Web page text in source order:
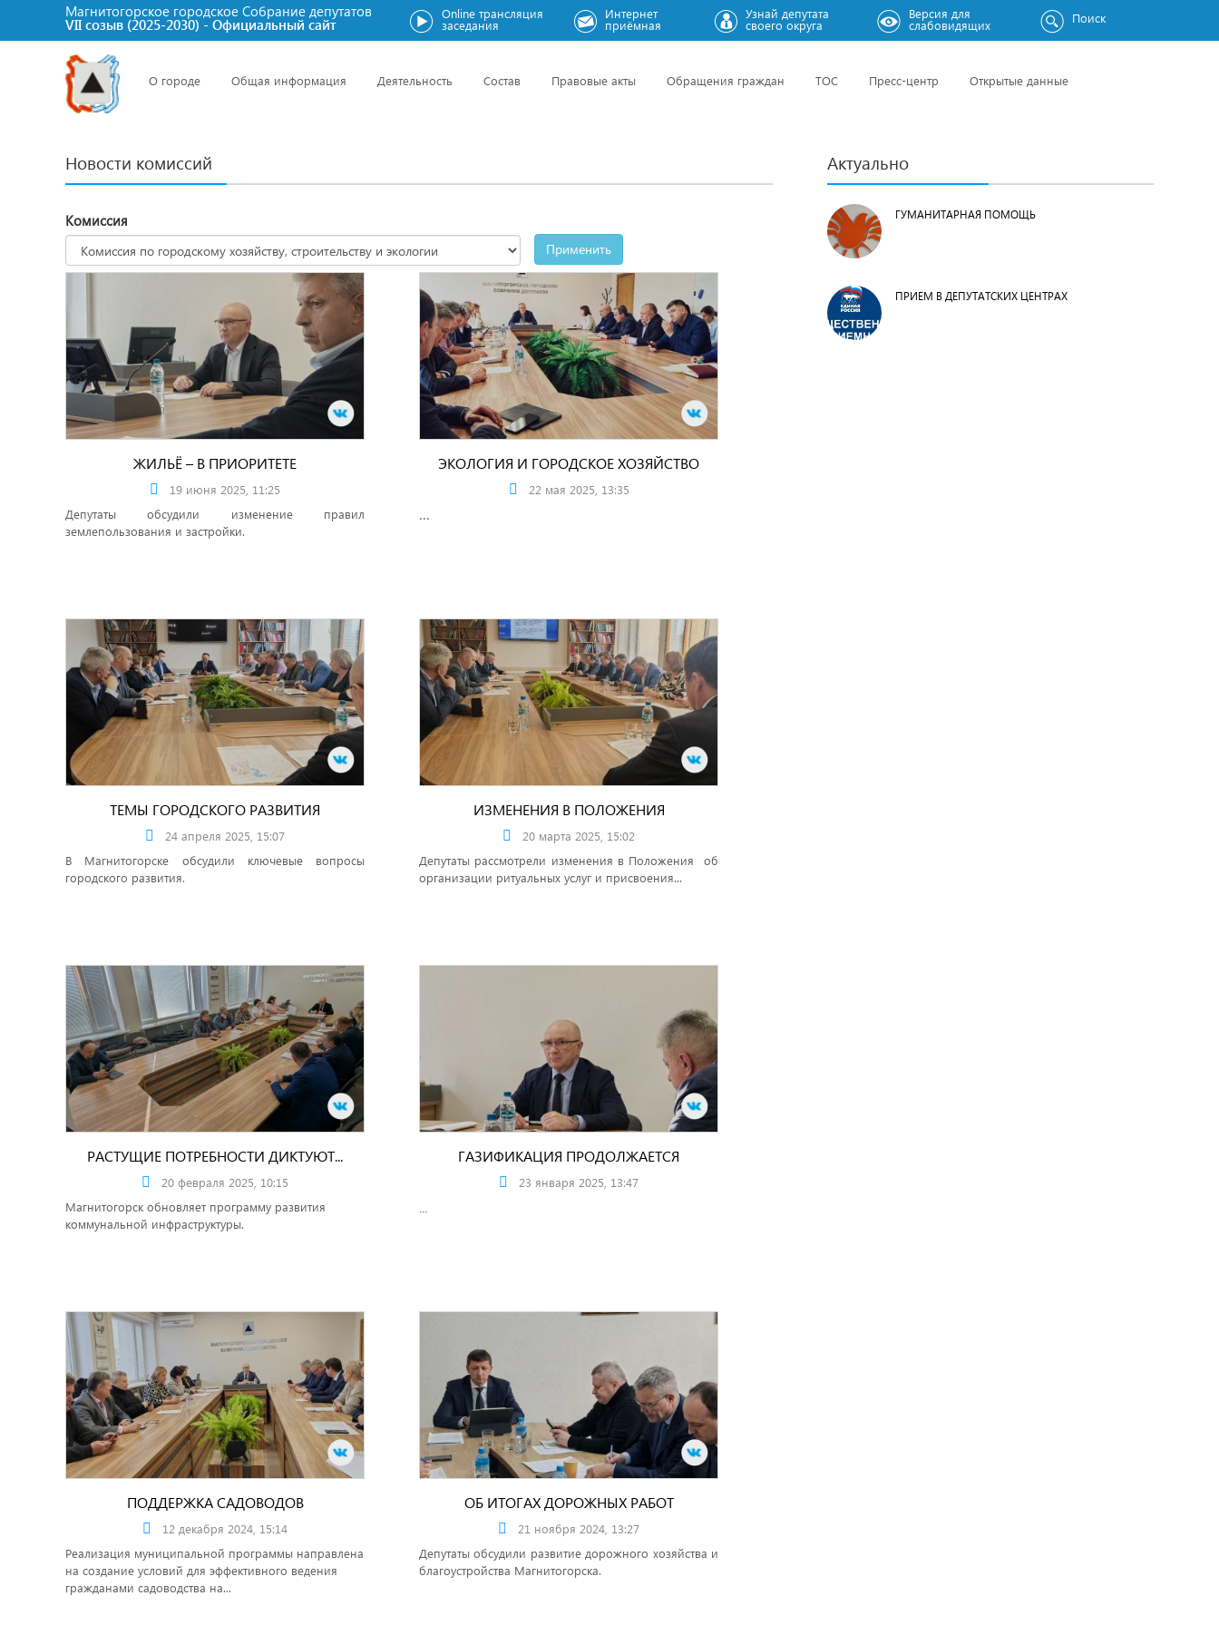
Магнитогорское городское Cобрание депутатов
VII созыв (2025-2030) - Официальный сайт
Online трансляция
заседания
Интернет
приёмная
Узнай депутата
своего округа
Версия для
слабовидящих Поиск
О городе Общая информация Деятельность Состав Правовые акты Обращения граждан ТОС Пресс-центр Открытые данные
Новости комиссий
Комиссия
Применить
ЖИЛЬЁ – В ПРИОРИТЕТЕ
19 июня 2025, 11:25
Депутаты обсудили изменение правил
землепользования и застройки.
ЭКОЛОГИЯ И ГОРОДСКОЕ ХОЗЯЙСТВО
22 мая 2025, 13:35
...
ТЕМЫ ГОРОДСКОГО РАЗВИТИЯ
24 апреля 2025, 15:07
В Магнитогорске обсудили ключевые вопросы
городского развития.
ИЗМЕНЕНИЯ В ПОЛОЖЕНИЯ
20 марта 2025, 15:02
Депутаты рассмотрели изменения в Положения об
организации ритуальных услуг и присвоения...
РАСТУЩИЕ ПОТРЕБНОСТИ ДИКТУЮТ...
20 февраля 2025, 10:15
Магнитогорск обновляет программу развития
коммунальной инфраструктуры.
ГАЗИФИКАЦИЯ ПРОДОЛЖАЕТСЯ
23 января 2025, 13:47
...
ПОДДЕРЖКА САДОВОДОВ
12 декабря 2024, 15:14
Реализация муниципальной программы направлена
на создание условий для эффективного ведения
гражданами садоводства на...
ОБ ИТОГАХ ДОРОЖНЫХ РАБОТ
21 ноября 2024, 13:27
Депутаты обсудили развитие дорожного хозяйства и
благоустройства Магнитогорска.
Актуально
ГУМАНИТАРНАЯ ПОМОЩЬ
ПРИЕМ В ДЕПУТАТСКИХ ЦЕНТРАХ